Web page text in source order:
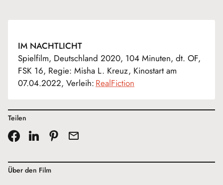
IM NACHTLICHT
Spielfilm, Deutschland 2020, 104 Minuten, dt. OF,
FSK 16, Regie: Misha L. Kreuz, Kinostart am
07.04.2022, Verleih: RealFiction
Teilen
Über den Film